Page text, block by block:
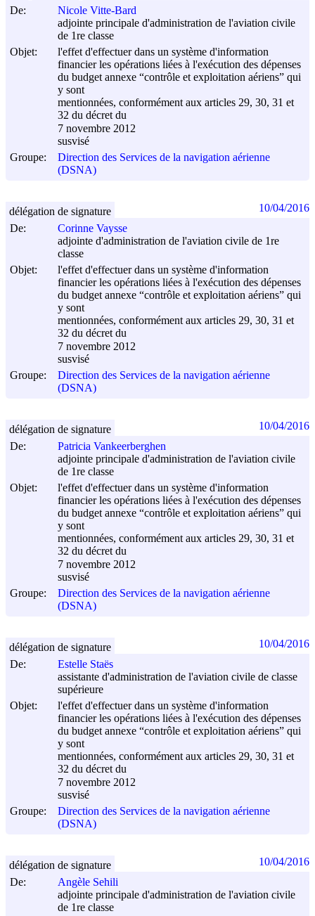
De:
Nicole Vitte-Bard
adjointe principale d'administration de l'aviation civile
de 1re classe
Objet:
l'effet d'effectuer dans un système d'information
financier les opérations liées à l'exécution des dépenses
du budget annexe “contrôle et exploitation aériens” qui
y sont
mentionnées, conformément aux articles 29, 30, 31 et
32 du décret du
7 novembre 2012
susvisé
Groupe:
Direction des Services de la navigation aérienne
(DSNA)
De:
Corinne Vaysse
adjointe d'administration de l'aviation civile de 1re
classe
Objet:
l'effet d'effectuer dans un système d'information
financier les opérations liées à l'exécution des dépenses
du budget annexe “contrôle et exploitation aériens” qui
y sont
mentionnées, conformément aux articles 29, 30, 31 et
32 du décret du
7 novembre 2012
susvisé
Groupe:
Direction des Services de la navigation aérienne
(DSNA)
délégation de signature 10/04/2016
De:
Patricia Vankeerberghen
adjointe principale d'administration de l'aviation civile
de 1re classe
Objet:
l'effet d'effectuer dans un système d'information
financier les opérations liées à l'exécution des dépenses
du budget annexe “contrôle et exploitation aériens” qui
y sont
mentionnées, conformément aux articles 29, 30, 31 et
32 du décret du
7 novembre 2012
susvisé
Groupe:
Direction des Services de la navigation aérienne
(DSNA)
délégation de signature 10/04/2016
De:
Estelle Staës
assistante d'administration de l'aviation civile de classe
supérieure
Objet:
l'effet d'effectuer dans un système d'information
financier les opérations liées à l'exécution des dépenses
du budget annexe “contrôle et exploitation aériens” qui
y sont
mentionnées, conformément aux articles 29, 30, 31 et
32 du décret du
7 novembre 2012
susvisé
Groupe:
Direction des Services de la navigation aérienne
(DSNA)
délégation de signature 10/04/2016
De:
Angèle Sehili
adjointe principale d'administration de l'aviation civile
de 1re classe
délégation de signature 10/04/2016